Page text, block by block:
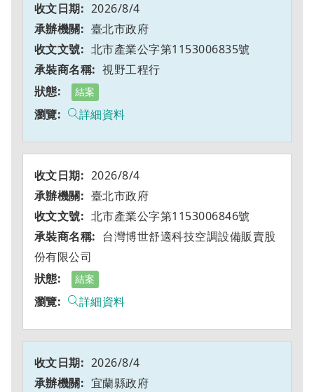
2026/8/4
臺北市政府
北市產業公字第1153006835號
視野工程行
結案
詳細資料
2026/8/4
臺北市政府
北市產業公字第1153006846號
台灣博世舒適科技空調設備販賣股
份有限公司
結案
詳細資料
2026/8/4
宜蘭縣政府